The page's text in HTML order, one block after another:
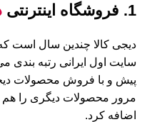
1. فروشگاه اینترنتی
پیش و با فروش محصولات
مرور محصولات دیگری را هم
اضافه کرد.